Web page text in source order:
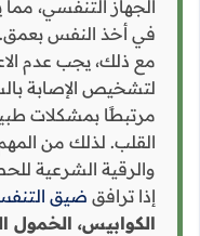
الجهاز التنفسي،
في أخذ النفس بعمق.
مع ذلك، يجب عدم
لتشخيص الإصابة
مرتبطًا بمشكلات
القلب. لذلك من
والرقية الشرعية
إذا ترافق ضيق
الكوابيس، الخمول